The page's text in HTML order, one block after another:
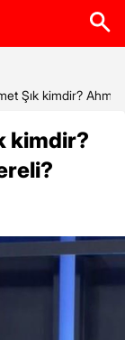
Şık kimdir?
kimdir?